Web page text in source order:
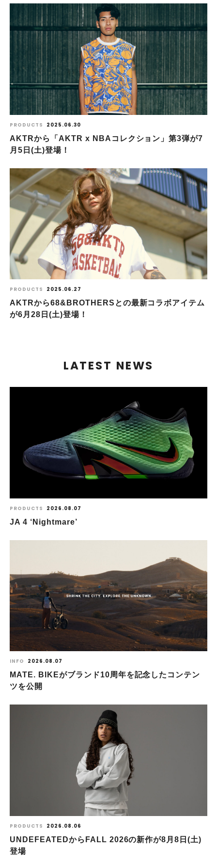
PRODUCTS 2025.06.30
AKTRから「AKTR x NBAコレクション」第3弾が7
月5日(土)登場！
PRODUCTS 2025.06.27
AKTRから68&BROTHERSとの最新コラボアイテム
が6月28日(土)登場！
LATEST NEWS
PRODUCTS 2026.08.07
JA 4 ‘Nightmare’
INFO 2026.08.07
MATE. BIKEがブランド10周年を記念したコンテン
ツを公開
PRODUCTS 2026.08.06
UNDEFEATEDからFALL 2026の新作が8⽉8⽇(⼟)
登場